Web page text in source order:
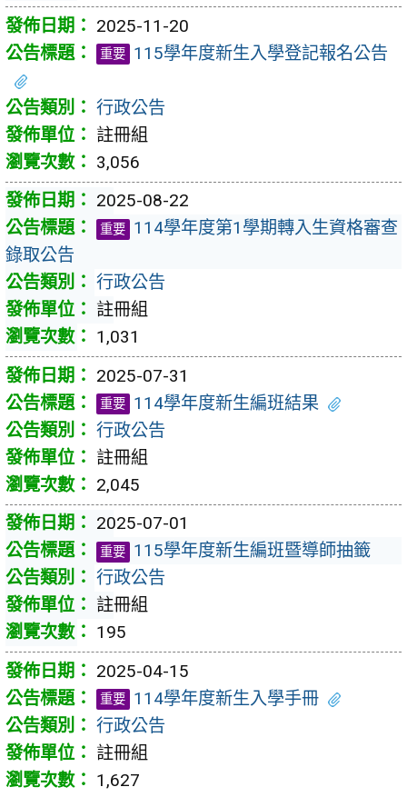
2025-11-20
重要 115學年度新生入學登記報名公告
行政公告
註冊組
3,056
2025-08-22
重要 114學年度第1學期轉入生資格審查
錄取公告
行政公告
註冊組
1,031
2025-07-31
重要 114學年度新生編班結果
行政公告
註冊組
2,045
2025-07-01
重要 115學年度新生編班暨導師抽籤
行政公告
註冊組
195
2025-04-15
重要 114學年度新生入學手冊
行政公告
註冊組
1,627